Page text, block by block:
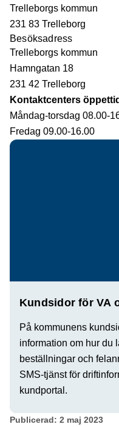
Trelleborgs kommun
231 83 Trelleborg
Besöksadress
Trelleborgs kommun
Hamngatan 18
231 42 Trelleborg
Kontaktcenters
Måndag-torsdag 08.00-
Fredag 09.00-16.00
Kundsidor för VA
På kommunens
information om hur du
beställningar och
SMS-tjänst för
kundportal.
Publicerad: 2 maj 2023